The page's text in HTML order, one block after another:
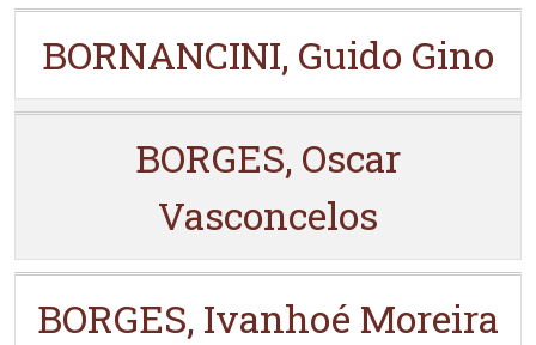
BORNANCINI, Guido Gino
BORGES, Oscar
Vasconcelos
BORGES, Ivanhoé Moreira